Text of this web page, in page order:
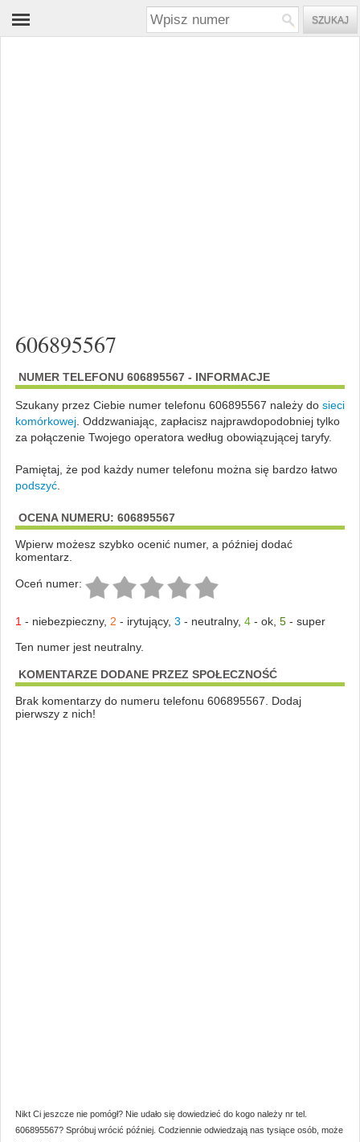
606895567
NUMER TELEFONU 606895567 - INFORMACJE
Szukany przez Ciebie numer telefonu 606895567 należy do sieci
komórkowej. Oddzwaniając, zapłacisz najprawdopodobniej tylko
za połączenie Twojego operatora według obowiązującej taryfy.
Pamiętaj, że pod każdy numer telefonu można się bardzo łatwo
podszyć.
OCENA NUMERU: 606895567
Wpierw możesz szybko ocenić numer, a później dodać
komentarz.
Oceń numer:
1 - niebezpieczny, 2 - irytujący, 3 - neutralny, 4- ok, 5- super
Ten numer jest neutralny.
KOMENTARZE DODANE PRZEZ SPOŁECZNOŚĆ
Brak komentarzy do numeru telefonu 606895567. Dodaj
pierwszy z nich!
Nikt Ci jeszcze nie pomógł? Nie udało się dowiedzieć do kogo należy nr tel.
606895567? Spróbuj wrócić później. Codziennie odwiedzają nas tysiące osób, może